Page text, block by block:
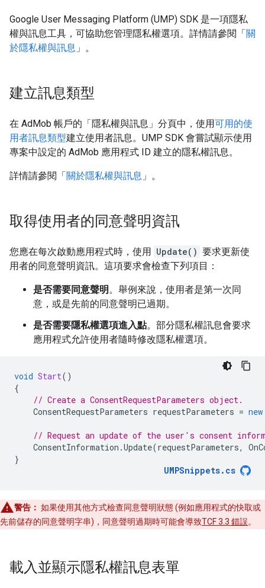
Google User Messaging Platform (UMP) SDK 是一項隱私
權與訊息工具，可協助您管理隱私權選項。詳情請參閱「關
於隱私權與訊息 」。
建立訊息類型
在 AdMob 帳戶的「隱私權與訊息」 分頁中，使用可用的使
用者訊息類型建立使用者訊息。UMP SDK 會嘗試顯示使用
專案中設定的 AdMob 應用程式 ID 建立的隱私權訊息。
詳情請參閱「關於隱私權與訊息 」。
取得使用者的同意聲明資訊
您應在每次啟動應用程式時，使用 Update() 要求更新使
用者的同意聲明資訊。這項要求會檢查下列項目：
是否需要同意聲明。舉例來說，使用者是第一次同
意，或是先前的同意聲明已過期。
是否需要隱私權選項進入點。部分隱私權訊息會要求
應用程式允許使用者隨時修改隱私權選項。
void Start()
{
// Create a ConsentRequestParameters object.
ConsentRequestParameters requestParameters = new
// Request an update of the user's consent
ConsentInformation .Update(requestParameters,
}
UMPSnippets. cs
警告： 如果使用其他方式檢查同意聲明狀態 (例如應用程式的快取或
先前儲存的同意聲明字串)，同意聲明過期時可能會導致TCF 3.3 錯誤。
載入並顯示隱私權訊息表單